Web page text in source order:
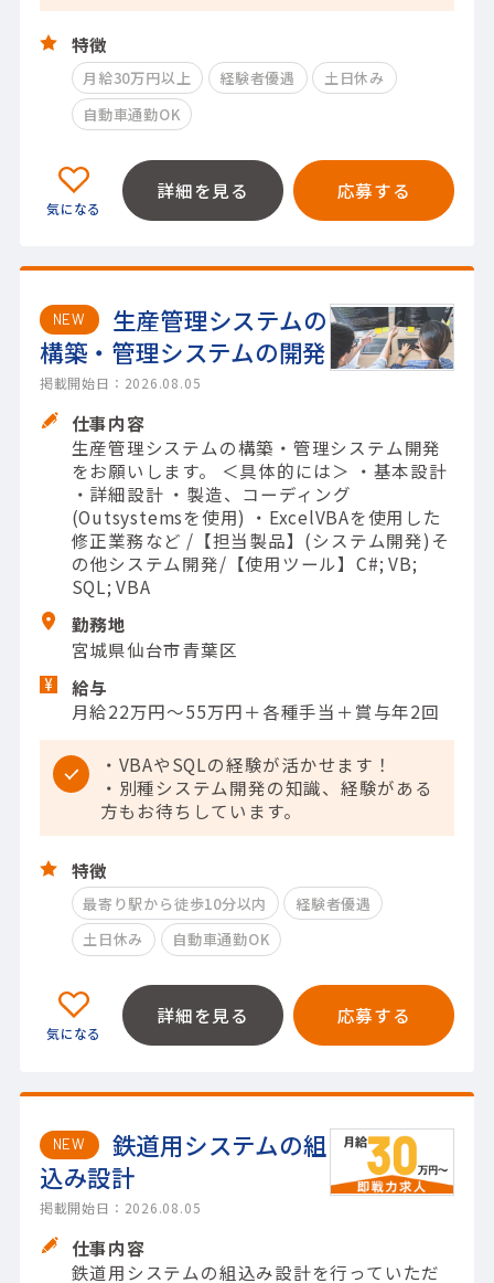
特徴
月給30万円以上 経験者優遇
土日休み
自動車通勤OK
詳細を見る 応募する
NEW
生産管理システムの
構築・管理システムの開発
掲載開始日：2026.08.05
仕事内容
生産管理システムの構築・管理システム開発
をお願いします。 ＜具体的には＞ ・基本設計
・詳細設計 ・製造、コーディング
(Outsystemsを使用) ・ExcelVBAを使用した
修正業務など /【担当製品】(システム開発)そ
の他システム開発/【使用ツール】C#; VB;
SQL; VBA
勤務地
宮城県仙台市青葉区
給与
月給22万円～55万円＋各種手当＋賞与年2回
・VBAやSQLの経験が活かせます！
・別種システム開発の知識、経験がある
方もお待ちしています。
特徴
最寄り駅から徒歩10分以内
経験者優遇
土日休み
自動車通勤OK
詳細を見る 応募する
NEW
鉄道用システムの組
込み設計
掲載開始日：2026.08.05
仕事内容
鉄道用システムの組込み設計を行っていただ